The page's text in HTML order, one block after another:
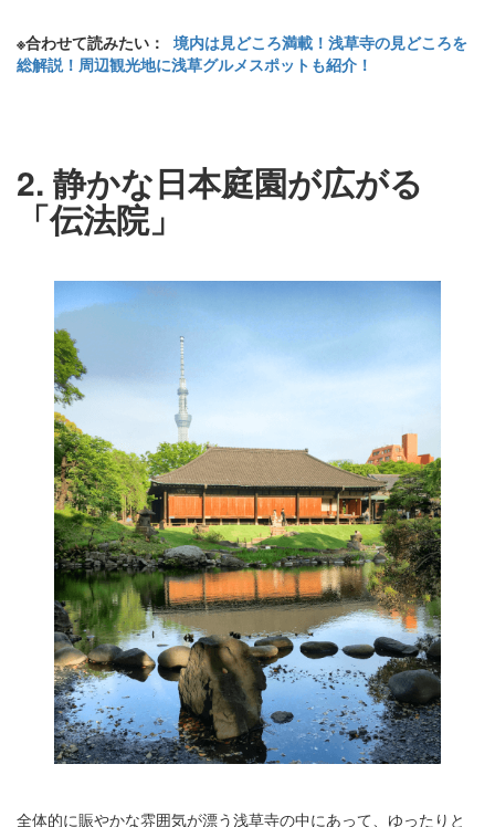
※合わせて読みたい： 境内は見どころ満載！浅草寺の見どころを
総解説！周辺観光地に浅草グルメスポットも紹介！
2. 静かな日本庭園が広がる
「伝法院」
全体的に賑やかな雰囲気が漂う浅草寺の中にあって、ゆったりと